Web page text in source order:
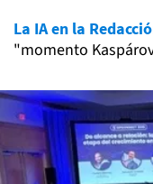
La IA en la
"momento